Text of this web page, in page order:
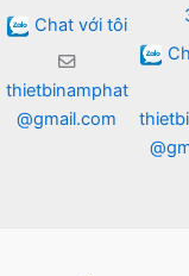
Chat với tôi
thietbinamphat
@gmail.com